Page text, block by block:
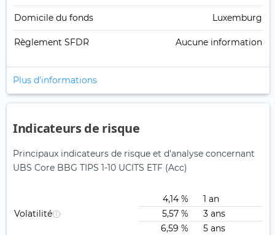
Domicile du fonds Luxemburg
Règlement SFDR Aucune information
Plus d'informations
Indicateurs de risque
Principaux indicateurs de risque et d'analyse concernant
UBS Core BBG TIPS 1-10 UCITS ETF (Acc)
Volatilité
4,14 %
1 an
5,57 %
3 ans
6,59 %
5 ans